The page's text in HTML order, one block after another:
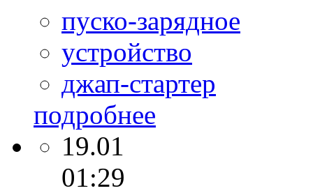
пуско-зарядное
устройство
джап-стартер
подробнее
19.01
01:29